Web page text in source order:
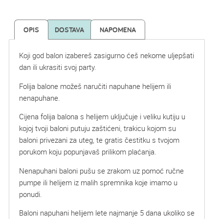
OPIS DOSTAVA NAPOMENA
Koji god balon izabereš zasigurno ćeš nekome uljepšati
dan ili ukrasiti svoj party.
Folija balone možeš naručiti napuhane helijem ili
nenapuhane.
Cijena folija balona s helijem uključuje i veliku kutiju u
kojoj tvoji baloni putuju zaštićeni, trakicu kojom su
baloni privezani za uteg, te gratis čestitku s tvojom
porukom koju popunjavaš prilikom plaćanja.
Nenapuhani baloni pušu se zrakom uz pomoć ručne
pumpe ili helijem iz malih spremnika koje imamo u
ponudi.
Baloni napuhani helijem lete najmanje 5 dana ukoliko se